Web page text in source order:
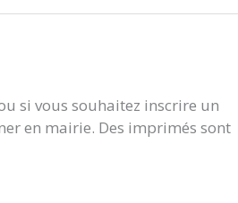
si vous souhaitez inscrire un
en mairie. Des imprimés sont